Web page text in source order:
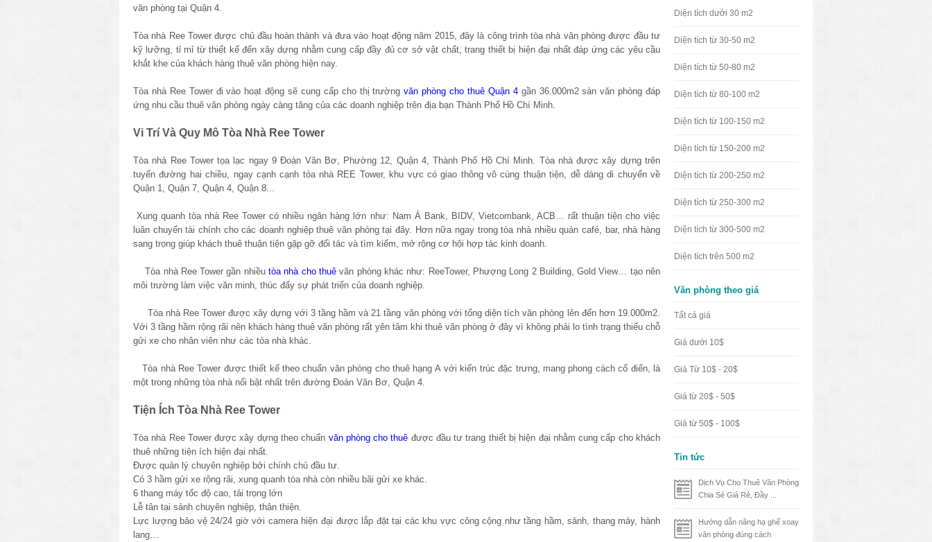
văn phòng tại Quận 4.
Tòa nhà Ree Tower được chủ đầu hoàn thành và đưa vào hoạt động năm 2015, đây là công trình tòa nhà văn phòng được đầu tư
kỹ lưỡng, tỉ mỉ từ thiết kế đến xây dựng nhằm cung cấp đầy đủ cơ sở vật chất, trang thiết bị hiện đại nhất đáp ứng các yêu cầu
khắt khe của khách hàng thuê văn phòng hiện nay.
Tòa nhà Ree Towerđi vào hoạt động sẽ cung cấp cho thị trườngvăn phòng cho thuê Quận 4gần 36.000m2 sàn văn phòng đáp
ứng nhu cầu thuê văn phòng ngày càng tăng của các doanh nghiệp trên địa bạn Thành Phố Hồ Chí Minh.
Vi Trí Và Quy Mô Tòa Nhà Ree Tower
Tòa nhà Ree Towertọa lạc ngay 9 Đoàn Văn Bơ, Phường 12, Quận 4, Thành Phố Hồ Chí Minh. Tòa nhà được xây dựng trên
tuyến đường hai chiều, ngay cạnh cạnh tòa nhà REE Tower, khu vực có giao thông vô cùng thuận tiện, dễ dàng di chuyển về
Quận 1, Quận 7, Quận 4, Quận 8...
Xung quanh tòa nhà Ree Tower có nhiều ngân hàng lớn như: Nam Á Bank, BIDV, Vietcombank, ACB… rất thuận tiện cho việc
luân chuyển tài chính cho các doanh nghiệp thuê văn phòng tại đây. Hơn nữa ngay trong tòa nhà nhiều quán café, bar, nhà hàng
sang trọng giúp khách thuê thuận tiện gặp gỡ đối tác và tìm kiếm, mở rộng cơ hội hợp tác kinh doanh.
Tòa nhà Ree Tower gần nhiềutòa nhà cho thuê văn phòng khác như: ReeTower, Phượng Long 2 Building, Gold View… tạo nên
môi trường làm việc văn minh, thúc đẩy sự phát triển của doanh nghiệp.
Tòa nhà Ree Tower được xây dựng với 3 tầng hầm và 21 tầng văn phòng với tổng diện tích văn phòng lên đến hơn 19.000m2.
Với 3 tầng hầm rộng rãi nên khách hàng thuê văn phòng rất yên tâm khi thuê văn phòng ở đây vì không phải lo tình trạng thiếu chỗ
gửi xe cho nhân viên như các tòa nhà khác.
Tòa nhà Ree Tower được thiết kế theo chuẩn văn phòng cho thuê hạng A với kiến trúc đặc trưng, mang phong cách cổ điển, là
một trong những tòa nhà nổi bật nhất trên đường Đoàn Văn Bơ, Quận 4.
Tiện Ích Tòa Nhà Ree Tower
Tòa nhà Ree Towerđược xây dựng theo chuẩn văn phòng cho thuê được đầu tư trang thiết bị hiện đại nhằm cung cấp cho khách
thuê những tiện ích hiện đại nhất.
Được quản lý chuyên nghiệp bởi chính chủ đầu tư.
Có 3 hầm gửi xe rộng rãi, xung quanh tòa nhà còn nhiều bãi gửi xe khác.
6 thang máy tốc độ cao, tải trọng lớn
Lễ tân tại sảnh chuyên nghiệp, thân thiện.
Lực lượng bảo vệ 24/24 giờ với camera hiện đại được lắp đặt tại các khu vực công cộng như tầng hầm, sảnh, thang máy, hành
lang…
Diện tích dưới 30 m2
Diện tích từ 30-50 m2
Diện tích từ 50-80 m2
Diện tích từ 80-100 m2
Diện tích từ 100-150 m2
Diện tích từ 150-200 m2
Diện tích từ 200-250 m2
Diện tích từ 250-300 m2
Diện tích từ 300-500 m2
Diện tích trên 500 m2
Văn phòng theo giá
Tất cả giá
Giá dưới 10$
Giá Từ 10$ - 20$
Giá từ 20$ - 50$
Giá từ 50$ - 100$
Tin tức
Dịch Vụ Cho Thuê Văn Phòng
Chia Sẻ Giá Rẻ, Đầy ...
Hướng dẫn nâng hạ ghế xoay
văn phòng đúng cách